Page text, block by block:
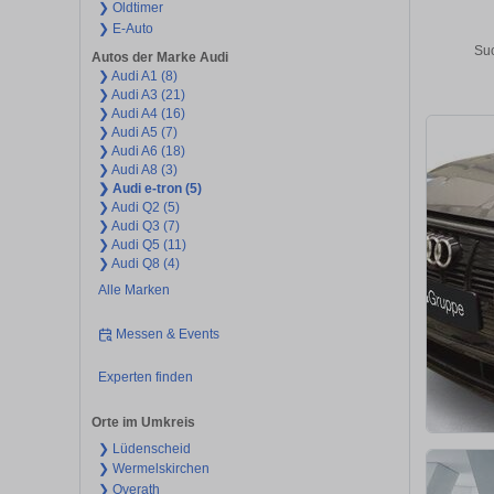
❯ Oldtimer
❯ E-Auto
Autos der Marke Audi
❯ Audi A1 (8)
❯ Audi A3 (21)
❯ Audi A4 (16)
❯ Audi A5 (7)
❯ Audi A6 (18)
❯ Audi A8 (3)
❯ Audi e-tron (5)
❯ Audi Q2 (5)
❯ Audi Q3 (7)
❯ Audi Q5 (11)
❯ Audi Q8 (4)
Alle Marken
Messen & Events
Experten finden
Orte im Umkreis
❯ Lüdenscheid
❯ Wermelskirchen
❯ Overath